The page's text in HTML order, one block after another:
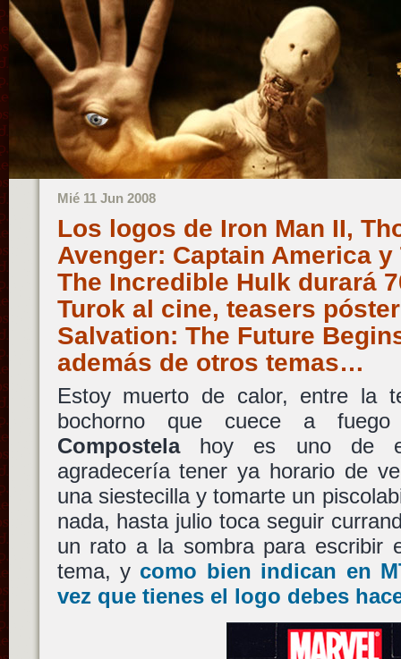
Mié 11 Jun 2008
Los logos de Iron Man II,
Avenger: Captain America y
The Incredible Hulk durará
Turok al cine, teasers
Salvation: The Future
además de otros temas…
Estoy muerto de calor, entre la
bochorno que cuece a
Compostelahoy es uno de
agradecería tener ya horario de
una siestecilla y tomarte un
nada, hasta julio toca seguir
un rato a la sombra para escribir
tema, y como bien indican en
vez que tienes el logo debes